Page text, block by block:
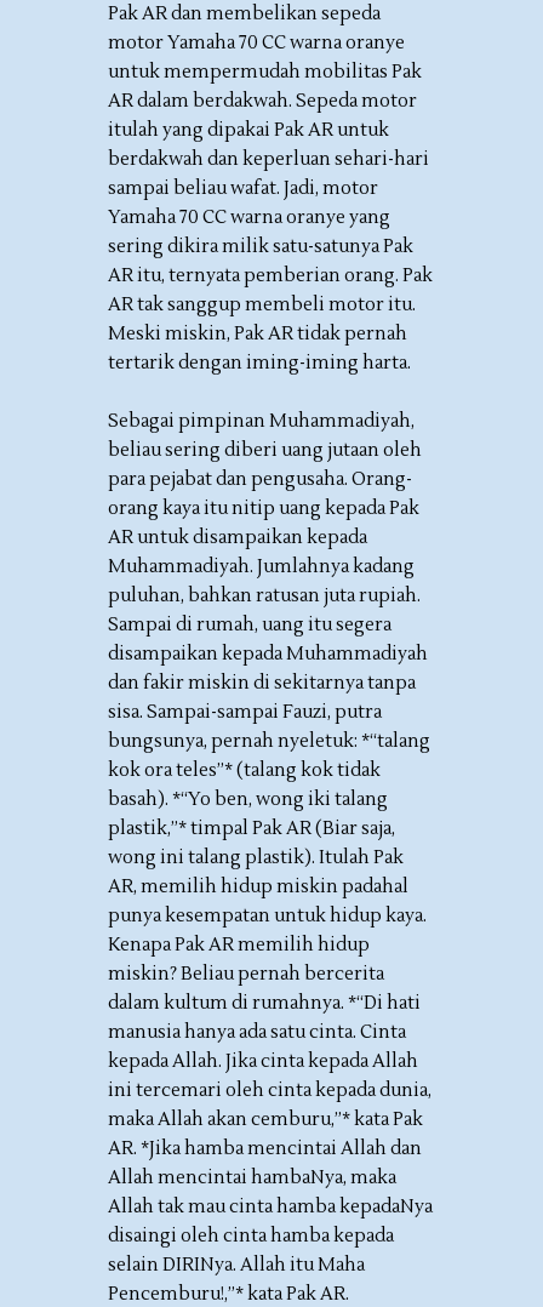
Pak AR dan membelikan sepeda
motor Yamaha 70 CC warna oranye
untuk mempermudah mobilitas Pak
AR dalam berdakwah. Sepeda motor
itulah yang dipakai Pak AR untuk
berdakwah dan keperluan sehari-hari
sampai beliau wafat. Jadi, motor
Yamaha 70 CC warna oranye yang
sering dikira milik satu-satunya Pak
AR itu, ternyata pemberian orang. Pak
AR tak sanggup membeli motor itu.
Meski miskin, Pak AR tidak pernah
tertarik dengan iming-iming harta.
Sebagai pimpinan Muhammadiyah,
beliau sering diberi uang jutaan oleh
para pejabat dan pengusaha. Orang-
orang kaya itu nitip uang kepada Pak
AR untuk disampaikan kepada
Muhammadiyah. Jumlahnya kadang
puluhan, bahkan ratusan juta rupiah.
Sampai di rumah, uang itu segera
disampaikan kepada Muhammadiyah
dan fakir miskin di sekitarnya tanpa
sisa. Sampai-sampai Fauzi, putra
bungsunya, pernah nyeletuk: *“talang
kok ora teles”* (talang kok tidak
basah). *“Yo ben, wong iki talang
plastik,”* timpal Pak AR (Biar saja,
wong ini talang plastik). Itulah Pak
AR, memilih hidup miskin padahal
punya kesempatan untuk hidup kaya.
Kenapa Pak AR memilih hidup
miskin? Beliau pernah bercerita
dalam kultum di rumahnya. *“Di hati
manusia hanya ada satu cinta. Cinta
kepada Allah. Jika cinta kepada Allah
ini tercemari oleh cinta kepada dunia,
maka Allah akan cemburu,”* kata Pak
AR. *Jika hamba mencintai Allah dan
Allah mencintai hambaNya, maka
Allah tak mau cinta hamba kepadaNya
disaingi oleh cinta hamba kepada
selain DIRINya. Allah itu Maha
Pencemburu!,”* kata Pak AR.